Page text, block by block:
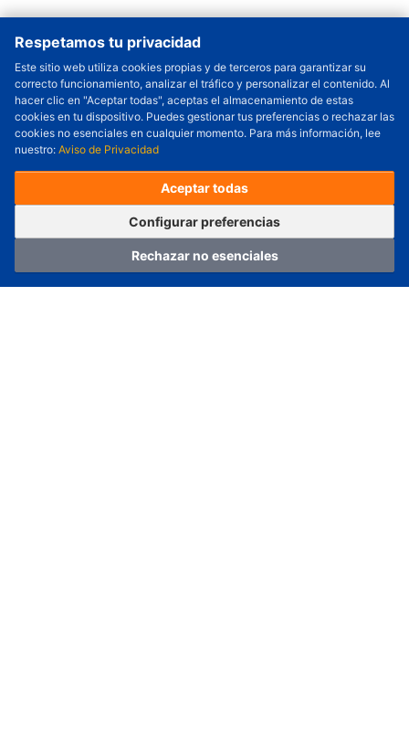
Respetamos tu privacidad
Este sitio web utiliza cookies propias y de terceros para garantizar su
correcto funcionamiento, analizar el tráfico y personalizar el contenido. Al
hacer clic en "Aceptar todas", aceptas el almacenamiento de estas
cookies en tu dispositivo. Puedes gestionar tus preferencias o rechazar las
cookies no esenciales en cualquier momento. Para más información, lee
nuestro: Aviso de Privacidad
Aceptar todas
Configurar preferencias
Rechazar no esenciales
Cantidad a Ordenar - +
Revisar precio y fecha de envío
Precio unitario (USD) :---
(con IVA (USD)) :--- (con IVA (USD)) :---
---
Pedir ahora
Agregar al carrito